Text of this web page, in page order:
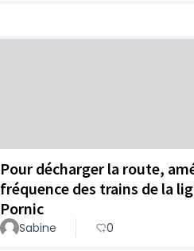
Pour décharger la route,
fréquence des trains de la
Pornic
Sabine 0